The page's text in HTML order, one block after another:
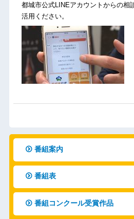
都城市公式LINEアカウントからの相
活用ください。
番組案内
番組表
番組コンクール受賞作品